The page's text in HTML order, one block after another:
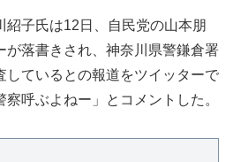
子氏は12日、自民党の山本朋
が落書きされ、神奈川県警鎌倉署
しているとの報道をツイッターで
呼ぶよねー」とコメントした。